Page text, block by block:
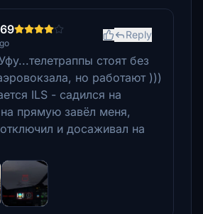
Reply
стоят без
но работают )))
ILS - садился на
прямую завёл меня,
и досаживал на